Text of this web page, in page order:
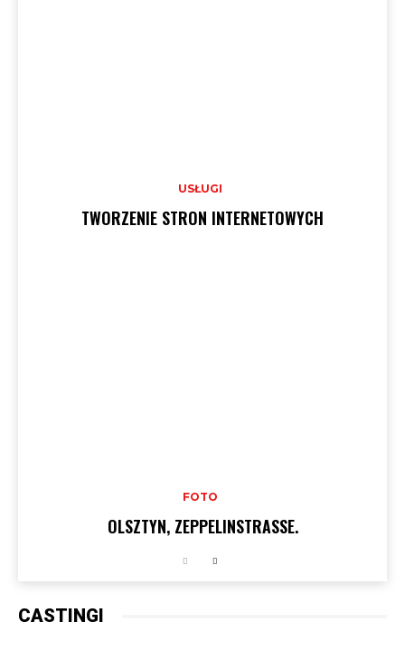
USŁUGI
TWORZENIE STRON INTERNETOWYCH
FOTO
OLSZTYN, ZEPPELINSTRASSE.
CASTINGI